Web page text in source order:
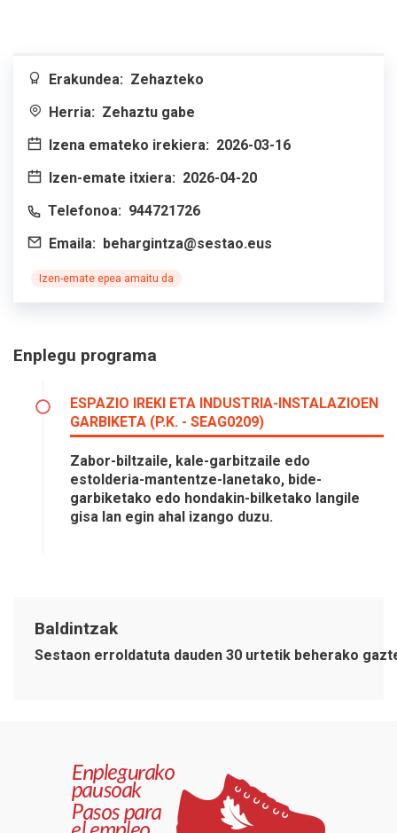
Erakundea: Zehazteko
Herria: Zehaztu gabe
Izena emateko irekiera: 2026-03-16
Izen-emate itxiera: 2026-04-20
Telefonoa: 944721726
Emaila: behargintza@sestao.eus
Izen-emate epea amaitu da
Enplegu programa
ESPAZIO IREKI ETA INDUSTRIA-INSTALAZIOEN
GARBIKETA (P.K. - SEAG0209)
Zabor-biltzaile, kale-garbitzaile edo
estolderia-mantentze-lanetako, bide-
garbiketako edo hondakin-bilketako langile
gisa lan egin ahal izango duzu.
Baldintzak
Sestaon erroldatuta dauden 30 urtetik beherako